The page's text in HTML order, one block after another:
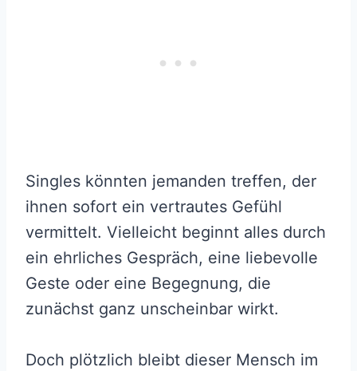
Singles könnten jemanden treffen, der
ihnen sofort ein vertrautes Gefühl
vermittelt. Vielleicht beginnt alles durch
ein ehrliches Gespräch, eine liebevolle
Geste oder eine Begegnung, die
zunächst ganz unscheinbar wirkt.
Doch plötzlich bleibt dieser Mensch im